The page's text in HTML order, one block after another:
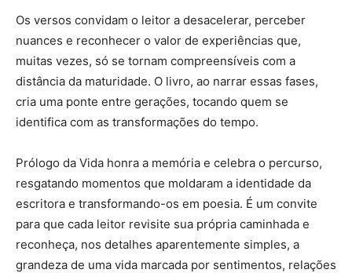
Os versos convidam o leitor a desacelerar, perceber
nuances e reconhecer o valor de experiências que,
muitas vezes, só se tornam compreensíveis com a
distância da maturidade. O livro, ao narrar essas fases,
cria uma ponte entre gerações, tocando quem se
identifica com as transformações do tempo.
Prólogo da Vida honra a memória e celebra o percurso,
resgatando momentos que moldaram a identidade da
escritora e transformando-os em poesia. É um convite
para que cada leitor revisite sua própria caminhada e
reconheça, nos detalhes aparentemente simples, a
grandeza de uma vida marcada por sentimentos, relações